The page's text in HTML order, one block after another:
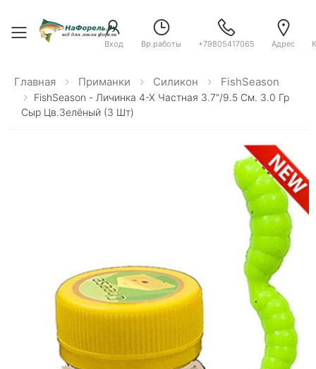
Toggle menu
Вход Вр.работы +79805417065 Адрес
Главная Приманки Силикон FishSeason
FishSeason - Личинка 4-Х Частная 3.7"/9.5 См. 3.0 Гр
Сыр Цв.зелёный (3 Шт)